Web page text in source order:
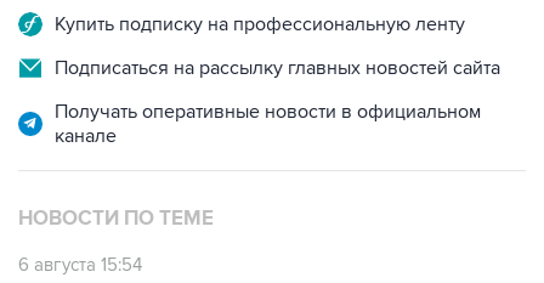
Подписаться на рассылку главных новостей сайта
Получать оперативные новости в официальном
НОВОСТИ ПО ТЕМЕ
6 августа 15:54
предпринимателей, пострадавших от атак на